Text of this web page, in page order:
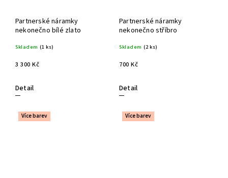
Partnerské náramky
nekonečno bílé zlato
Skladem (1 ks)
3 300 Kč
Detail
Partnerské náramky
nekonečno stříbro
Skladem (2 ks)
700 Kč
Detail
Více barev Více barev